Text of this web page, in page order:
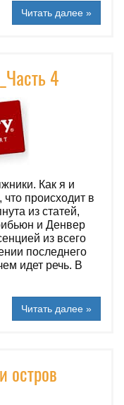
Читать далее »
4
Как я и
происходит в
из статей,
и Денвер
из всего
последнего
идет речь. В
Читать далее »
остров